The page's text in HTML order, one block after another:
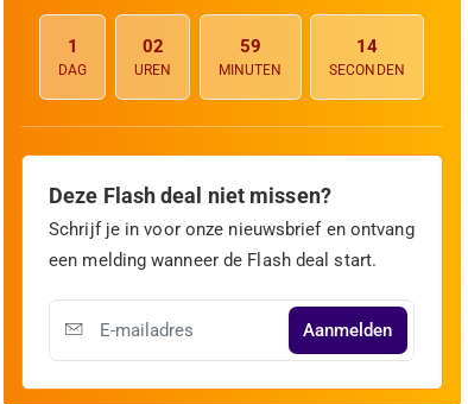
1
DAG
02
UREN
59
MINUTEN
13
SECONDEN
Deze Flash deal niet missen?
Schrijf je in voor onze nieuwsbrief en ontvang
een melding wanneer de Flash deal start.
Aanmelden